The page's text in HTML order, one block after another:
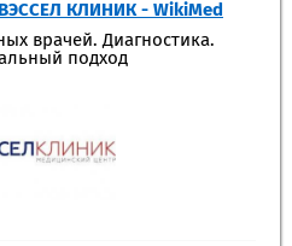
КЛИНИК - WikiMed
врачей. Диагностика.
подход